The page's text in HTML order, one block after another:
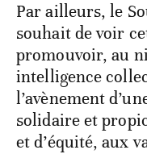
Par ailleurs, le
souhait de voir
promouvoir, au
intelligence
l’avènement
solidaire et
et d’équité, aux